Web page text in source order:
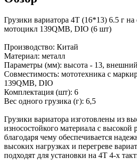
Грузики вариатора 4Т (16*13) 6.5 г на
мотоцикл 139QMB, DIO (6 шт)
Производство: Китай
Материал: металл
Параметры (мм): высота - 13,
Совместимость: мототехника с
139QMB, DIO
Комплектация (шт): 6
Вес одного грузика (г): 6,5
Грузики вариатора изготовлены из
износостойкого материала с высокой
благодаря чему обеспечивается
высоких нагрузках и перегреве
подходят для установки на 4Т 4-х